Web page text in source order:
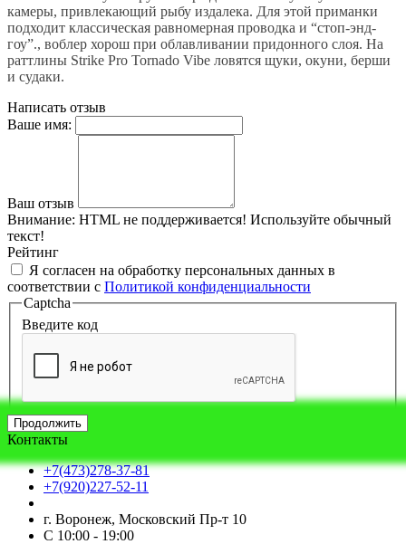
камеры, привлекающий рыбу издалека. Для этой приманки
подходит классическая равномерная проводка и “стоп-энд-
гоу”., воблер хорош при облавливании придонного слоя. На
раттлины Strike Pro Tornado Vibe ловятся щуки, окуни, берши
и судаки.
Написать отзыв
Ваше имя:
Ваш отзыв
Внимание: HTML не поддерживается! Используйте обычный
текст!
Рейтинг
Я согласен на обработку персональных данных в
соответствии с Политикой конфиденциальности
Captcha
Введите код
Продолжить
Контакты
+7(473)278-37-81
+7(920)227-52-11
г. Воронеж, Московский Пр-т 10
С 10:00 - 19:00